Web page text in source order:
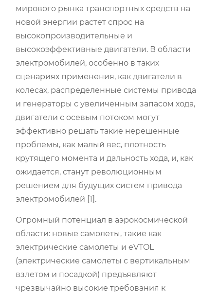
мирового рынка транспортных средств на
новой энергии растет спрос на
высокопроизводительные и
высокоэффективные двигатели. В области
электромобилей, особенно в таких
сценариях применения, как двигатели в
колесах, распределенные системы привода
и генераторы с увеличенным запасом хода,
двигатели с осевым потоком могут
эффективно решать такие нерешенные
проблемы, как малый вес, плотность
крутящего момента и дальность хода, и, как
ожидается, станут революционным
решением для будущих систем привода
электромобилей [1].
Огромный потенциал в аэрокосмической
области: новые самолеты, такие как
электрические самолеты и eVTOL
(электрические самолеты с вертикальным
взлетом и посадкой) предъявляют
чрезвычайно высокие требования к